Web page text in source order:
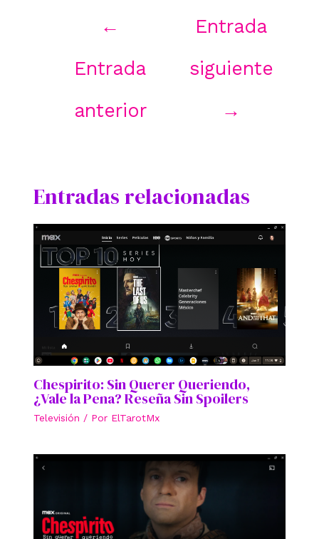
←
Entrada
anterior
Entrada
siguiente
→
Entradas relacionadas
Chespirito: Sin Querer Queriendo,
¿Vale la Pena? Reseña Sin Spoilers
Televisión / Por ElTarotMx